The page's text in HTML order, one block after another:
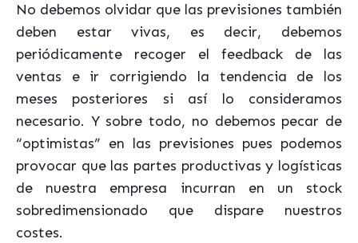
No debemos olvidar que las previsiones también
deben estar vivas, es decir, debemos
periódicamente recoger el feedback de las
ventas e ir corrigiendo la tendencia de los
meses posteriores si así lo consideramos
necesario. Y sobre todo, no debemos pecar de
“optimistas” en las previsiones pues podemos
provocar que las partes productivas y logísticas
de nuestra empresa incurran en un stock
sobredimensionado que dispare nuestros
costes.